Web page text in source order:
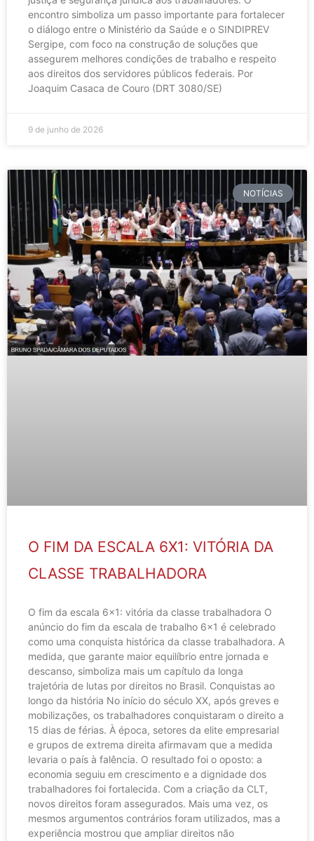
encontro simboliza um passo importante para fortalecer
o diálogo entre o Ministério da Saúde e o SINDIPREV
Sergipe, com foco na construção de soluções que
assegurem melhores condições de trabalho e respeito
aos direitos dos servidores públicos federais. Por
Joaquim Casaca de Couro (DRT 3080/SE)
9 de junho de 2026
NOTÍCIAS
O FIM DA ESCALA 6X1: VITÓRIA DA
CLASSE TRABALHADORA
O fim da escala 6×1: vitória da classe trabalhadora O
anúncio do fim da escala de trabalho 6×1 é celebrado
como uma conquista histórica da classe trabalhadora. A
medida, que garante maior equilíbrio entre jornada e
descanso, simboliza mais um capítulo da longa
trajetória de lutas por direitos no Brasil. Conquistas ao
longo da história No início do século XX, após greves e
mobilizações, os trabalhadores conquistaram o direito a
15 dias de férias. À época, setores da elite empresarial
e grupos de extrema direita afirmavam que a medida
levaria o país à falência. O resultado foi o oposto: a
economia seguiu em crescimento e a dignidade dos
trabalhadores foi fortalecida. Com a criação da CLT,
novos direitos foram assegurados. Mais uma vez, os
mesmos argumentos contrários foram utilizados, mas a
experiência mostrou que ampliar direitos não